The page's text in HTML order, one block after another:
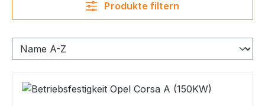
Produkte filtern